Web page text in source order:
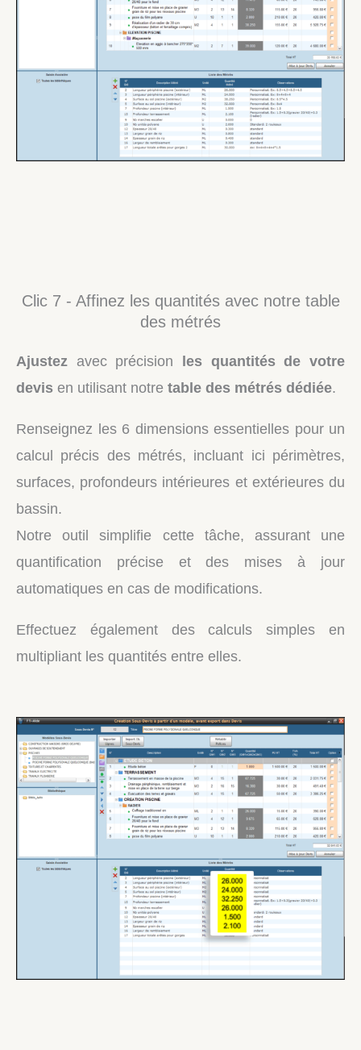
Clic 7 - Affinez les quantités avec notre table
des métrés
Ajustez avec précision les quantités de votre
devis en utilisant notre table des métrés dédiée.
Renseignez les 6 dimensions essentielles pour un
calcul précis des métrés, incluant ici périmètres,
surfaces, profondeurs intérieures et extérieures du
bassin.
Notre outil simplifie cette tâche, assurant une
quantification précise et des mises à jour
automatiques en cas de modifications.
Effectuez également des calculs simples en
multipliant les quantités entre elles.